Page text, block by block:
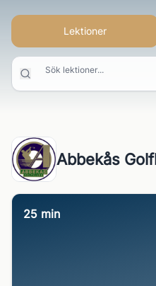
Lektioner
Sök lektioner...
Abbekås
25 min